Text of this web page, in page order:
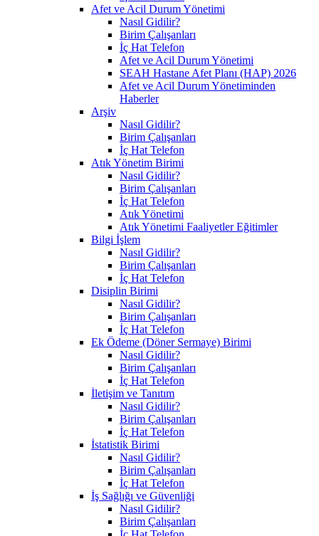
Afet ve Acil Durum Yönetimi
Nasıl Gidilir?
Birim Çalışanları
İç Hat Telefon
Afet ve Acil Durum Yönetimi
SEAH Hastane Afet Planı (HAP) 2026
Afet ve Acil Durum Yönetiminden
Haberler
Arşiv
Nasıl Gidilir?
Birim Çalışanları
İç Hat Telefon
Atık Yönetim Birimi
Nasıl Gidilir?
Birim Çalışanları
İç Hat Telefon
Atık Yönetimi
Atık Yönetimi Faaliyetler Eğitimler
Bilgi İşlem
Nasıl Gidilir?
Birim Çalışanları
İç Hat Telefon
Disiplin Birimi
Nasıl Gidilir?
Birim Çalışanları
İç Hat Telefon
Ek Ödeme (Döner Sermaye) Birimi
Nasıl Gidilir?
Birim Çalışanları
İç Hat Telefon
İletişim ve Tanıtım
Nasıl Gidilir?
Birim Çalışanları
İç Hat Telefon
İstatistik Birimi
Nasıl Gidilir?
Birim Çalışanları
İç Hat Telefon
İş Sağlığı ve Güvenliği
Nasıl Gidilir?
Birim Çalışanları